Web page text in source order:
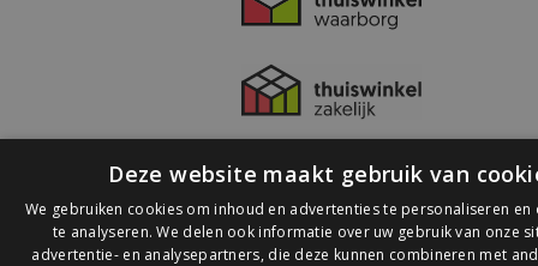
Deze website maakt gebruik van
We gebruiken cookies om inhoud en advertenties te personaliseren en
te analyseren. We delen ook informatie over uw gebruik van onze
advertentie- en analysepartners, die deze kunnen combineren met